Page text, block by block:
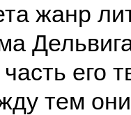
жанр
его
тем